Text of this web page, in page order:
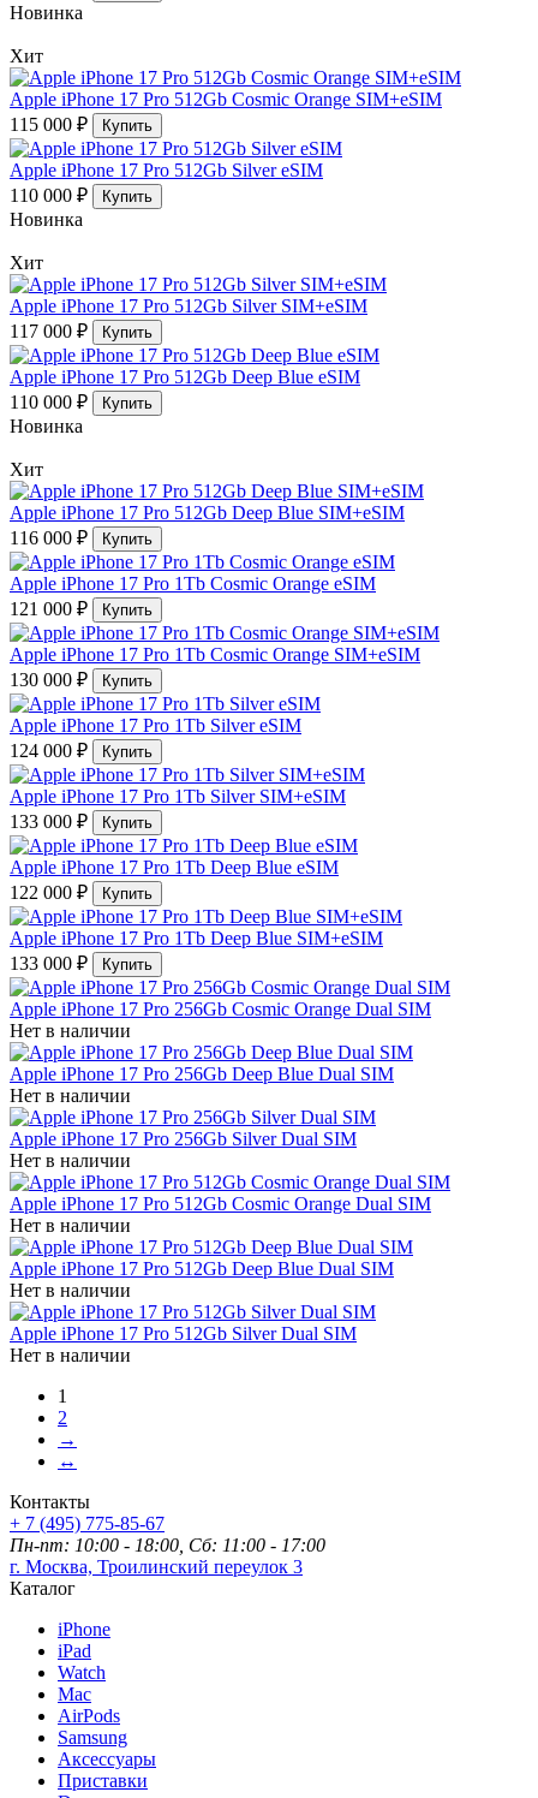
Новинка
Хит
Apple iPhone 17 Pro 512Gb Cosmic Orange SIM+eSIM
115 000 ₽
Купить
Apple iPhone 17 Pro 512Gb Silver eSIM
110 000 ₽
Купить
Новинка
Хит
Apple iPhone 17 Pro 512Gb Silver SIM+eSIM
117 000 ₽
Купить
Apple iPhone 17 Pro 512Gb Deep Blue eSIM
110 000 ₽
Купить
Новинка
Хит
Apple iPhone 17 Pro 512Gb Deep Blue SIM+eSIM
116 000 ₽
Купить
Apple iPhone 17 Pro 1Tb Cosmic Orange eSIM
121 000 ₽
Купить
Apple iPhone 17 Pro 1Tb Cosmic Orange SIM+eSIM
130 000 ₽
Купить
Apple iPhone 17 Pro 1Tb Silver eSIM
124 000 ₽
Купить
Apple iPhone 17 Pro 1Tb Silver SIM+eSIM
133 000 ₽
Купить
Apple iPhone 17 Pro 1Tb Deep Blue eSIM
122 000 ₽
Купить
Apple iPhone 17 Pro 1Tb Deep Blue SIM+eSIM
133 000 ₽
Купить
Apple iPhone 17 Pro 256Gb Cosmic Orange Dual SIM
Нет в наличии
Apple iPhone 17 Pro 256Gb Deep Blue Dual SIM
Нет в наличии
Apple iPhone 17 Pro 256Gb Silver Dual SIM
Нет в наличии
Apple iPhone 17 Pro 512Gb Cosmic Orange Dual SIM
Нет в наличии
Apple iPhone 17 Pro 512Gb Deep Blue Dual SIM
Нет в наличии
Apple iPhone 17 Pro 512Gb Silver Dual SIM
Нет в наличии
1
2
→
↔
Контакты
+ 7 (495) 775-85-67
Пн-пт: 10:00 - 18:00, Сб: 11:00 - 17:00
г. Москва, Троилинский переулок 3
Каталог
iPhone
iPad
Watch
Mac
AirPods
Samsung
Аксессуары
Приставки